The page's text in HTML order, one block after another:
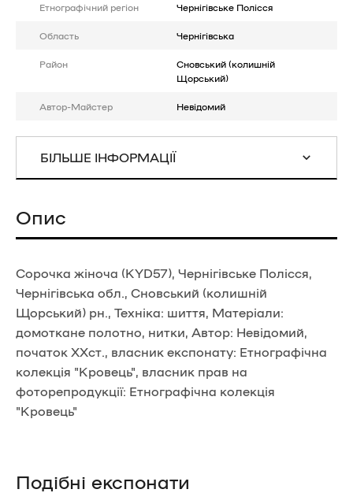
Етнографічний регіон Чернігівське Полісся
Область Чернігівська
Район
Сновський (колишній
Щорський)
Автор-Майстер Невідомий
БІЛЬШЕ ІНФОРМАЦІЇ
Опис
Сорочка жіноча (KYD57), Чернігівське Полісся,
Чернігівська обл., Сновський (колишній
Щорський) рн., Техніка: шиття, Матеріали:
домоткане полотно, нитки, Автор: Невідомий,
початок ХХст., власник експонату: Етнографічна
колекція "Кровець", власник прав на
фоторепродукції: Етнографічна колекція
"Кровець"
Подібні експонати